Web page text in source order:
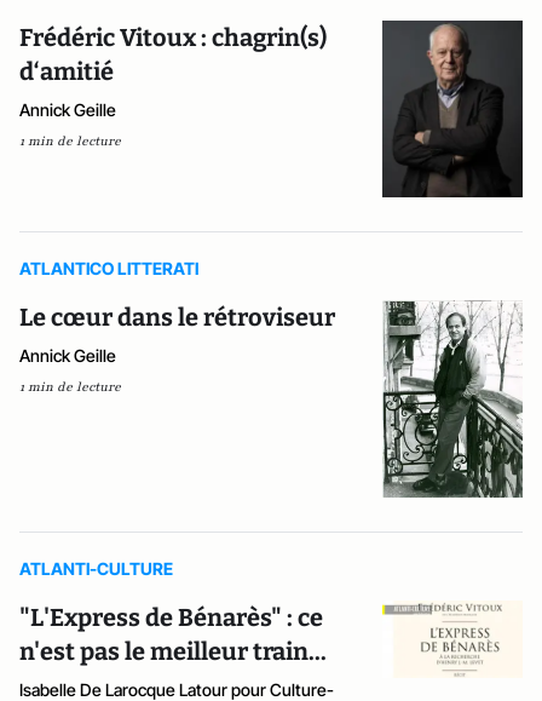
Frédéric Vitoux : chagrin(s)
d‘amitié
Annick Geille
1 min de lecture
ATLANTICO LITTERATI
Le cœur dans le rétroviseur
Annick Geille
1 min de lecture
ATLANTI-CULTURE
"L'Express de Bénarès" : ce
n'est pas le meilleur train...
Isabelle De Larocque Latour pour Culture-